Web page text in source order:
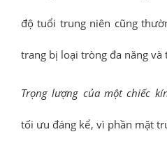
độ tuổi trung niên cũng
trang bị loại tròng đa năng và
Trọng lượng của một chiếc
tối ưu đáng kể, vì phần mặt